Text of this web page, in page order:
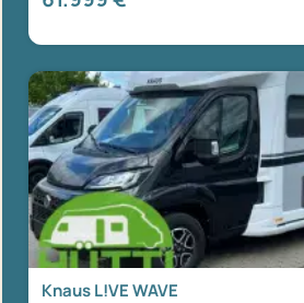
Knaus L!VE WAVE